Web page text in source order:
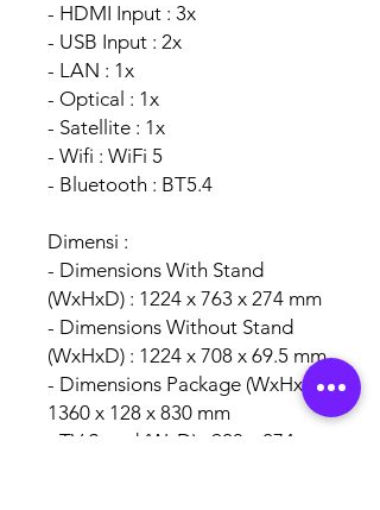
- HDMI Input : 3x
- USB Input : 2x
- LAN : 1x
- Optical : 1x
- Satellite : 1x
- Wifi : WiFi 5
- Bluetooth : BT5.4
Dimensi :
- Dimensions With Stand
(WxHxD) : 1224 x 763 x 274 mm
- Dimensions Without Stand
(WxHxD) : 1224 x 708 x 69.5 mm
- Dimensions Package (WxHxD) :
1360 x 128 x 830 mm
- TV Stand (WxD) : 920 x 274 mm